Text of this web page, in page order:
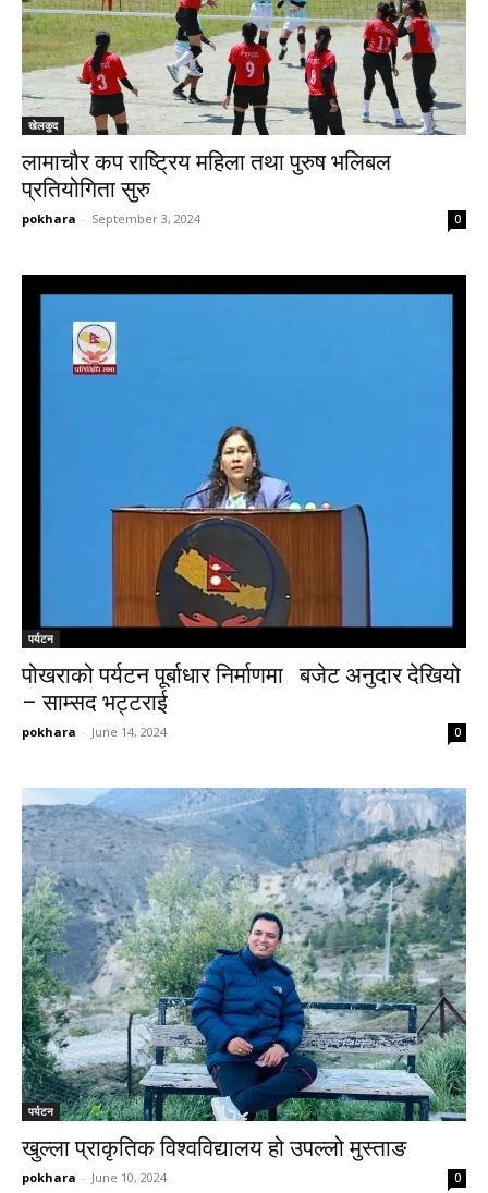
खेलकुद
लामाचौर कप राष्ट्रिय महिला तथा पुरुष भलिबल
प्रतियोगिता सुरु
pokhara - September 3, 2024 0
पर्यटन
पोखराको पर्यटन पूर्बाधार निर्माणमा बजेट अनुदार देखियो
– साम्सद भट्टराई
pokhara - June 14, 2024 0
पर्यटन
खुल्ला प्राकृतिक विश्वविद्यालय हो उपल्लो मुस्ताङ
pokhara - June 10, 2024 0